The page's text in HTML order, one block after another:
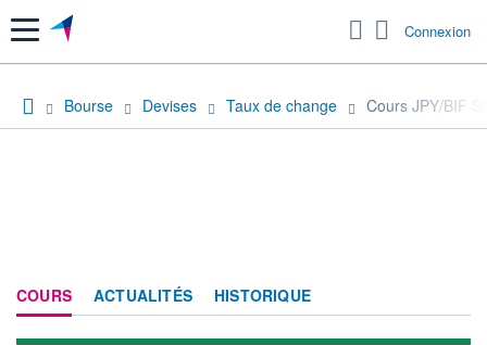
Menu Connexion
Bourse Devises Taux de change Cours JPY/BIF
COURS ACTUALITÉS HISTORIQUE